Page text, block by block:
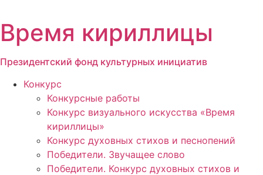
содержимому
Время кириллицы
Президентский фонд культурных инициатив
Конкурс
Конкурсные работы
Конкурс визуального искусства «Время
кириллицы»
Конкурс духовных стихов и песнопений
Победители. Звучащее слово
Победители. Конкурс духовных стихов и